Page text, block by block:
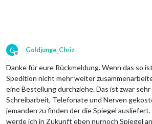
G
Offline
Goldjunge_Chriz
Danke für eure Rückmeldung. Wenn das so
Spedition nicht mehr weiter
eine Bestellung durchziehe. Das ist zwar
Schreibarbeit, Telefonate und Nerven
jemanden zu finden der die Spiegel
werde ich in Zukunft eben nurnoch Spiegel